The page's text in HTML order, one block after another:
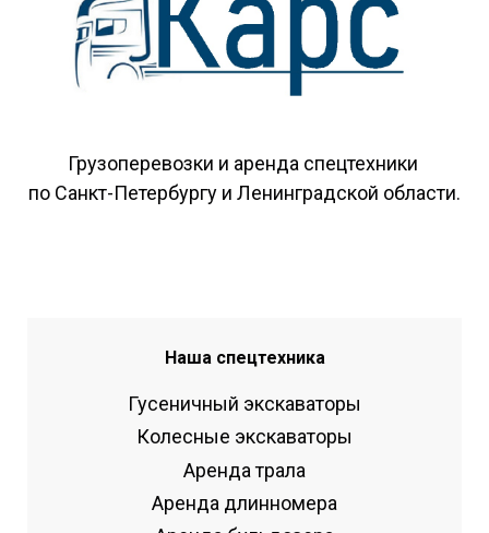
Грузоперевозки и аренда спецтехники
по Санкт-Петербургу и Ленинградской области.
Наша спецтехника
Гусеничный экскаваторы
Колесные экскаваторы
Аренда трала
Аренда длинномера